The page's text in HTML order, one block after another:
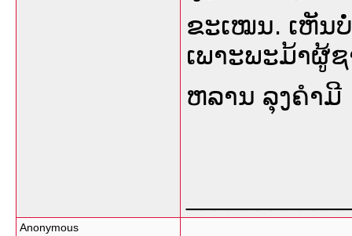
ຂະເໝນ. ເຫັນ
ເພາະພະມ້າຜູ້
ຫລານ ລຸງຄໍາມີ
Anonymous